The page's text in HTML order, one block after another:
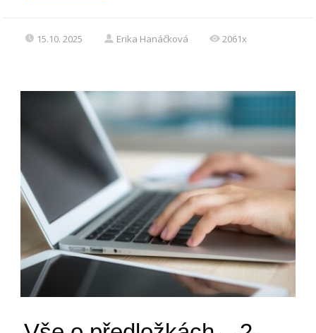
15.10. 2025 Erika Hanáčková 2061x